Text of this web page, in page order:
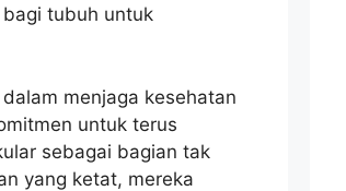
tubuh untuk
menjaga kesehatan
untuk terus
sebagai bagian tak
yang ketat, mereka